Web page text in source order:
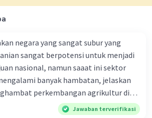
Iklan
atmosfer lebih tebal, yang akan
lebih banyak sinar matahari, membuat
lebih biru dan menurunkan suhu udara.
negara yang sangat subur yang
sangat berpotensi untuk menjadi
nasional, namun saaat ini sektor
banyak hambatan, jelaskan
perkembangan agrikultur di
Jawaban terverifikasi